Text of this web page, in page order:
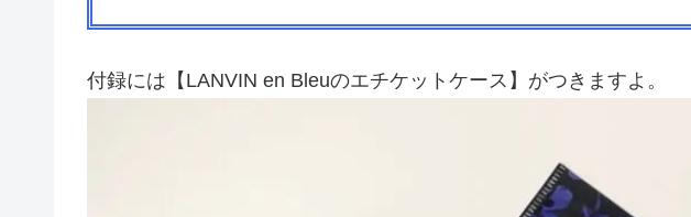
付録には【LANVIN en Bleuのエチケットケース】がつきますよ。